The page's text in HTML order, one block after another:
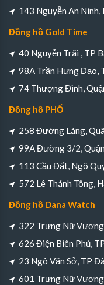
143 Nguyễn An
Đồng hồ Gold Time
40 Nguyễn Trãi , TP
98A Trần Hưng Đạo,
74 Thượng Đình,
Đồng hồ PHỐ
258 Đường Láng,
99A Đường 3/2,
113 Cầu Đất, Ngô
572 Lê Thánh Tông,
Đồng hồ Dana Watch
322 Trưng Nữ
626 Điện Biên Phủ,
23 Ngô Văn Sở, TP
601 Trưng Nữ